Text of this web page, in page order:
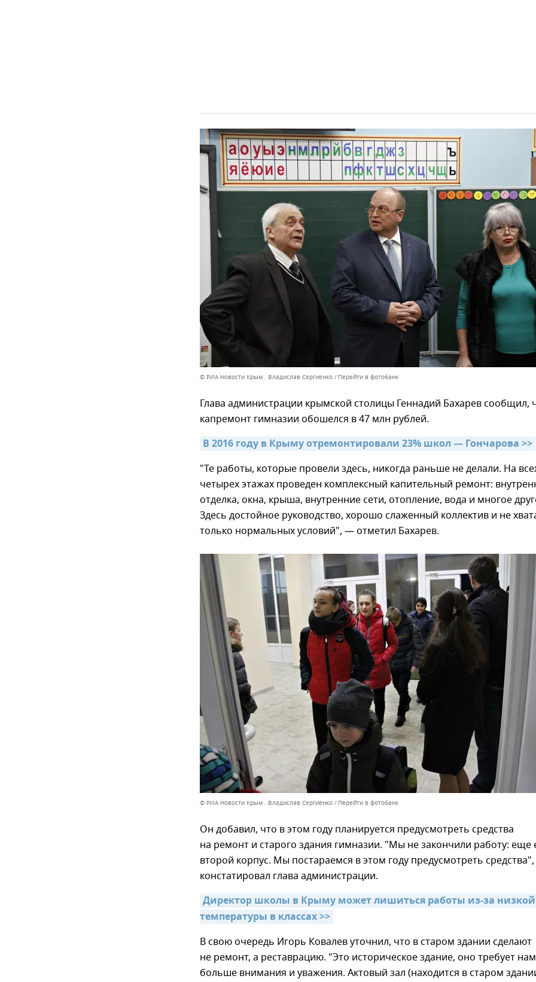
© РИА Новости Крым . Владислав Сергиенко Перейти в фотобанк
Глава администрации крымской столицы Геннадий Бахарев сообщил,
капремонт гимназии обошелся в 47 млн рублей.
В 2016 году в Крыму отремонтировали 23% школ — Гончарова >>
"Те работы, которые провели здесь, никогда раньше не делали. На
четырех этажах проведен комплексный капительный ремонт:
отделка, окна, крыша, внутренние сети, отопление, вода и многое
Здесь достойное руководство, хорошо слаженный коллектив и не
только нормальных условий", — отметил Бахарев.
© РИА Новости Крым . Владислав Сергиенко Перейти в фотобанк
Он добавил, что в этом году планируется предусмотреть средства
на ремонт и старого здания гимназии. "Мы не закончили работу: еще
второй корпус. Мы постараемся в этом году предусмотреть
констатировал глава администрации.
Директор школы в Крыму может лишиться работы из-за низкой
температуры в классах >>
В свою очередь Игорь Ковалев уточнил, что в старом здании сделают
не ремонт, а реставрацию. "Это историческое здание, оно требует
больше внимания и уважения. Актовый зал (находится в старом